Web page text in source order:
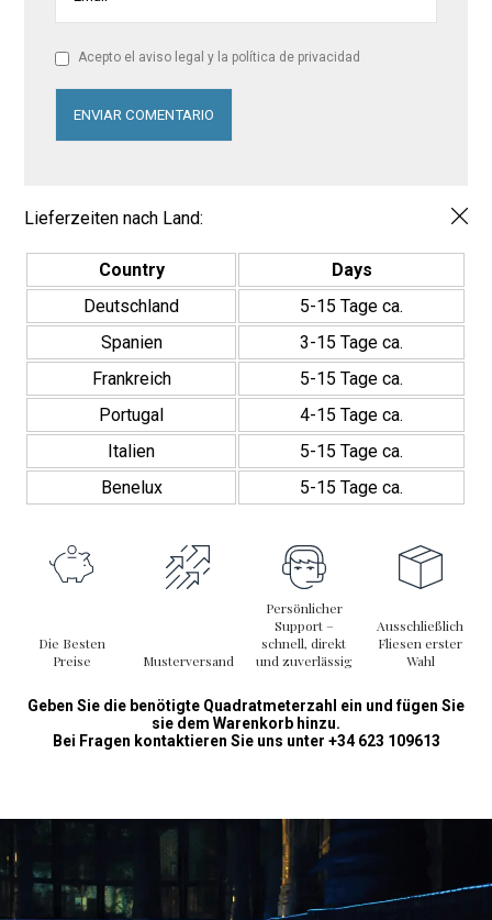
Acepto el aviso legal y la política de privacidad
Lieferzeiten nach Land:
Country
Days
Deutschland
5-15 Tage ca.
Spanien
3-15 Tage ca.
Frankreich
5-15 Tage ca.
Portugal
4-15 Tage ca.
Italien
5-15 Tage ca.
Benelux
5-15 Tage ca.
Die Besten
Preise
Musterversand
Persönlicher
Support –
schnell, direkt
und zuverlässig
Ausschließlich
Fliesen erster
Wahl
Geben Sie die benötigte Quadratmeterzahl ein und fügen Sie
sie dem Warenkorb hinzu.
Bei Fragen kontaktieren Sie uns unter +34 623 109613